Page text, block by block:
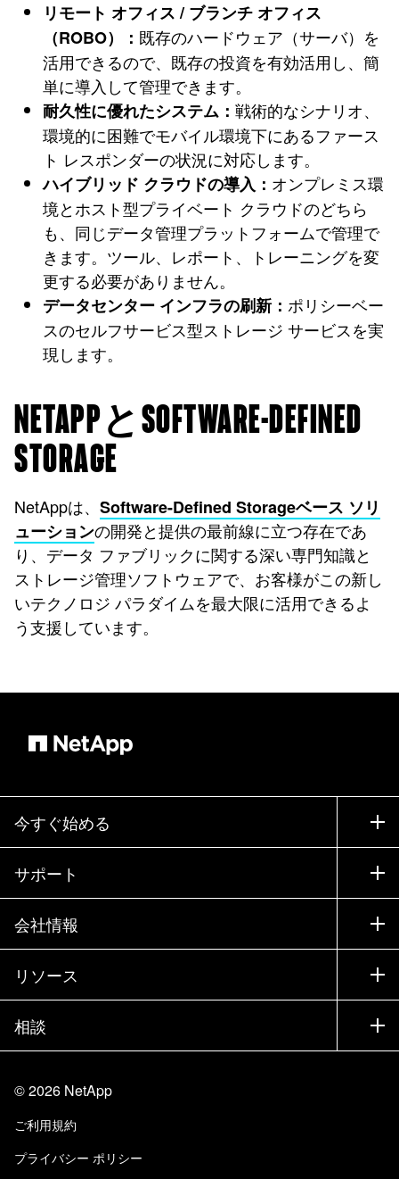
リモート オフィス / ブランチ オフィス
（ROBO）： 既存のハードウェア（サーバ）を
活用できるので、既存の投資を有効活用し、簡
単に導入して管理できます。
耐久性に優れたシステム： 戦術的なシナリオ、
環境的に困難でモバイル環境下にあるファース
ト レスポンダーの状況に対応します。
ハイブリッド クラウドの導入： オンプレミス環
境とホスト型プライベート クラウドのどちら
も、同じデータ管理プラットフォームで管理で
きます。ツール、レポート、トレーニングを変
更する必要がありません。
データセンター インフラの刷新： ポリシーベー
スのセルフサービス型ストレージ サービスを実
現します。
NETAPPとSOFTWARE-DEFINED
STORAGE
NetAppは、 Software-Defined Storageベース ソリ
ューションの開発と提供の最前線に立つ存在であ
り、データ ファブリックに関する深い専門知識と
ストレージ管理ソフトウェアで、お客様がこの新し
いテクノロジ パラダイムを最大限に活用できるよ
う支援しています。
今すぐ始める
購入方法
営業チームへのお問い合わせ
パートナーを検索
エグゼクティブ ブリーフィング
製品A-Z
サポート
サポート
トレーニング
ドキュメント
ナレッジ ベース
コミュニティ
知識の習得
会社情報
会社情報
パートナー
採用情報
Trust Center
責任と持続可能性
品質に関する認定
リソース
ニュースルーム
イベント
ブログ
カスタマー エクスペリエンス
ユーザ事例
相談
当サイトに関するフィードバック
アクセシビリティ
Eメールの登録
©2026 NetApp
ご利用規約
プライバシー ポリシー